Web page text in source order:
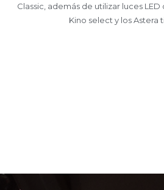
Classic, además de utilizar luces
Kino select y los Astera